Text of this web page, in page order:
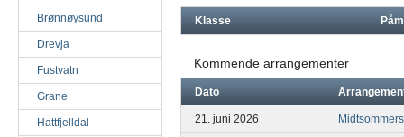
Brønnøysund
Drevja
Fustvatn
Grane
Hattfjelldal
Klasse
Kommende arrangementer
Dato
21. juni 2026